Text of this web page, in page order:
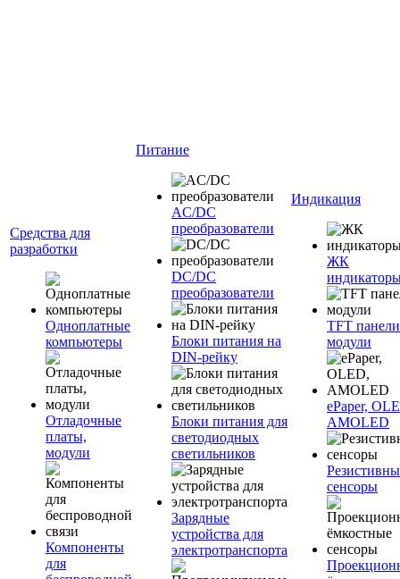
Средства для
разработки
Одноплатные
компьютеры
Отладочные
платы,
модули
Компоненты
для
Питание
AC/DC
преобразователи
DC/DC
преобразователи
Блоки питания на
DIN-рейку
Блоки питания для
светодиодных
светильников
Зарядные
устройства для
электротранспорта
Индикация
ЖК
TFT
модули
ePaper,
AMOLED
сенсоры